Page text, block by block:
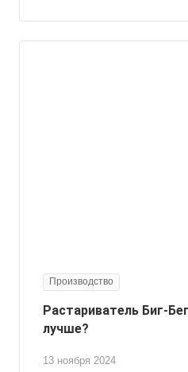
Производство
13 ноября 2024
Растариватель Биг-
лучше?